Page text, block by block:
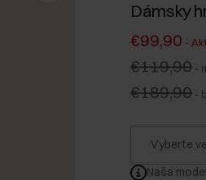
Dámsky
€99,90 -
€119,90 -
€189,90 -
Vyberte
Naša